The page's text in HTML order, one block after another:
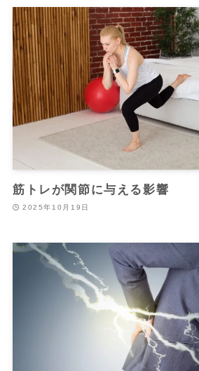
筋トレが関節に与える影響
2025年10月19日